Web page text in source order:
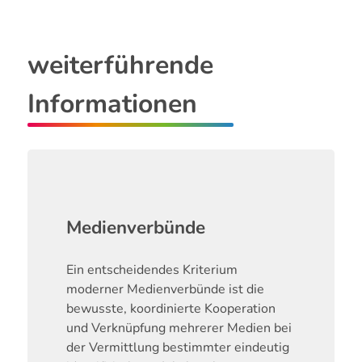
weiterführende
Informationen
Medienverbünde
Ein entscheidendes Kriterium
moderner Medienverbünde ist die
bewusste, koordinierte Kooperation
und Verknüpfung mehrerer Medien bei
der Vermittlung bestimmter eindeutig